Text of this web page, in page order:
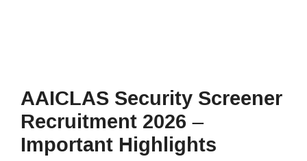
AAICLAS Security Screener
Recruitment 2026 –
Important Highlights